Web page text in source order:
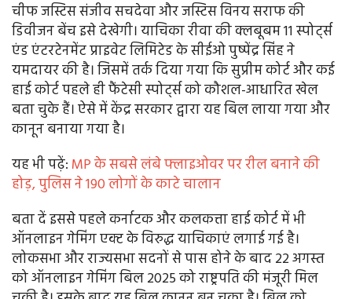
चीफ जस्टिस संजीव सचदेवा और जस्टिस विनय सराफ की
डिवीजन बेंच इसे देखेगी। याचिका रीवा की क्लबूबम 11 स्पोर्ट्स
एंड एंटरटेनमेंट प्राइवेट लिमिटेड के सीईओ पुष्पेंद्र सिंह ने
यमदायर की है। जिसमें तर्क दिया गया कि सुप्रीम कोर्ट और कई
हाई कोर्ट पहले ही फैंटेसी स्पोर्ट्स को कौशल-आधारित खेल
बता चुके हैं। ऐसे में केंद्र सरकार द्वारा यह बिल लाया गया और
कानून बनाया गया है।
यह भी पढ़ें: MP के सबसे लंबे फ्लाइओवर पर रील बनाने की
होड़, पुलिस ने 190 लोगों के काटे चालान
बता दें इससे पहले कर्नाटक और कलकत्ता हाई कोर्ट में भी
ऑनलाइन गेमिंग एक्ट के विरुद्ध याचिकाएं लगाई गई है।
लोकसभा और राज्यसभा सदनों से पास होने के बाद 22 अगस्त
को ऑनलाइन गेमिंग बिल 2025 को राष्ट्रपति की मंजूरी मिल